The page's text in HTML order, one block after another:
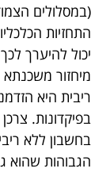
(במסלולים
התחזיות
יכול להיערך
מיחזור
ריבית היא
בפיקדונות.
בחשבון ללא
הגבוהות שהוא